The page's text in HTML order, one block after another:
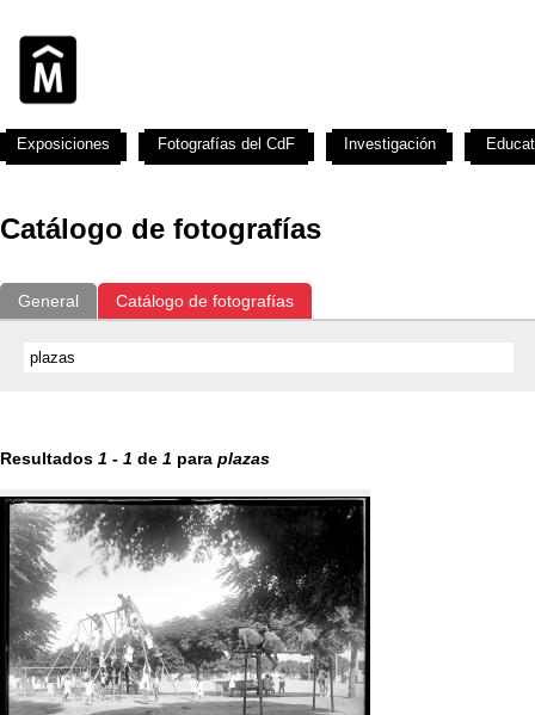
Catálogo de fotografías
General Catálogo de fotografías
Resultados 1 - 1 de 1 para plazas
Exposiciones Fotografías del CdF Investigación